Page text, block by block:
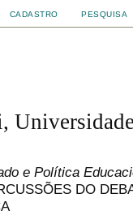
CADASTRO PESQUISA
e Política
DO